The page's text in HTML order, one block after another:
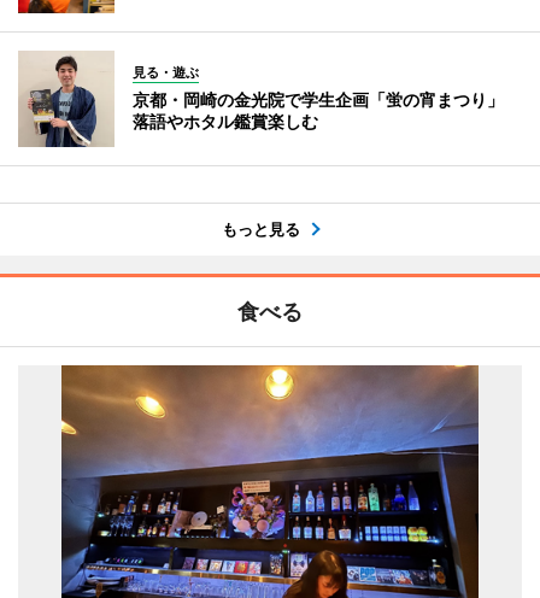
見る・遊ぶ
京都・岡崎の金光院で学生企画「蛍の宵まつり」
落語やホタル鑑賞楽しむ
もっと見る
食べる